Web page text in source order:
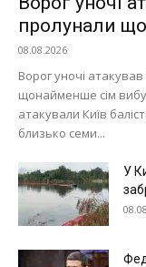
пролунали
08.08.2026
Ворог уночі
щонайменше сім
атакували Київ
близько семи...
У